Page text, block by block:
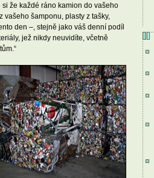
že každé ráno kamion do vašeho
vašeho šamponu, plasty z tašky,
den –, stejně jako váš denní podíl
jež nikdy neuvidíte, včetně